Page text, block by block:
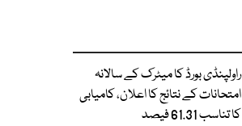
راولپنڈی بورڈ کا میٹرک کے سالانہ
امتحانات کے نتائج کا اعلان، کامیابی
کا تناسب 61.31 فیصد